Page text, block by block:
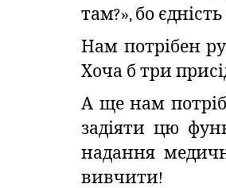
там?», бо
Нам потрібен
Хоча б три
А ще нам
задіяти цю
надання
вивчити!